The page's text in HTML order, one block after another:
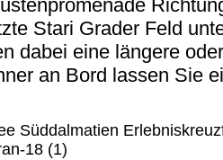
Stari Grader Feld
dabei eine längere
an Bord lassen Sie
18 (1)